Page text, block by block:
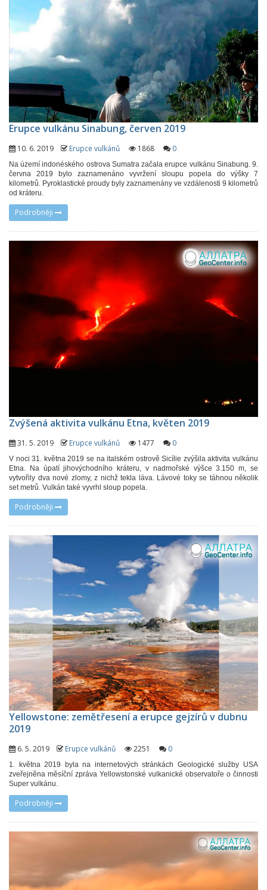
Erupce vulkánu Sinabung, červen 2019
10. 6. 2019 Erupce vulkánů 1868 0
Na území indonéského ostrova Sumatra začala erupce vulkánu Sinabung. 9.
června 2019 bylo zaznamenáno vyvržení sloupu popela do výšky 7
kilometrů. Pyroklastické proudy byly zaznamenány ve vzdálenosti 9 kilometrů
od kráteru.
Podrobněji
Zvýšená aktivita vulkánu Etna, květen 2019
31. 5. 2019 Erupce vulkánů 1477 0
V noci 31. května 2019 se na italském ostrově Sicílie zvýšila aktivita vulkánu
Etna. Na úpatí jihovýchodního kráteru, v nadmořské výšce 3.150 m, se
vytvořily dva nové zlomy, z nichž tekla láva. Lávové toky se táhnou několik
set metrů. Vulkán také vyvrhl sloup popela.
Podrobněji
Yellowstone: zemětřesení a erupce gejzírů v dubnu
2019
6. 5. 2019 Erupce vulkánů 2251 0
1. května 2019 byla na internetových stránkách Geologické služby USA
zveřejněna měsíční zpráva Yellowstonské vulkanické observatoře o činnosti
Super vulkánu.
Podrobněji